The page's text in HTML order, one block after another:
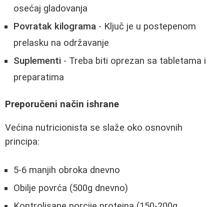
osećaj gladovanja
Povratak kilograma - Ključ je u postepenom
prelasku na održavanje
Suplementi - Treba biti oprezan sa tabletama i
preparatima
Preporučeni način ishrane
Većina nutricionista se slaže oko osnovnih
principa:
5-6 manjih obroka dnevno
Obilje povrća (500g dnevno)